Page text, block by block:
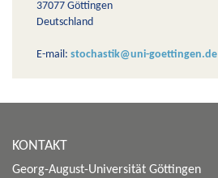
37077 Göttingen
Deutschland
E-mail: stochastik@uni-goettingen.de
KONTAKT
Georg-August-Universität Göttingen